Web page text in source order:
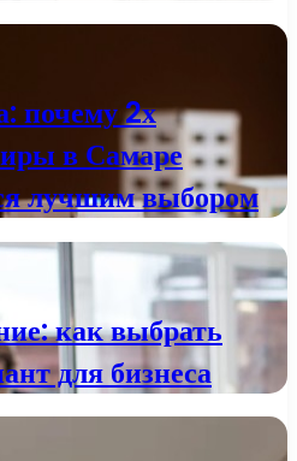
почему 2х
в Самаре
лучшим выбором
как выбрать
для бизнеса